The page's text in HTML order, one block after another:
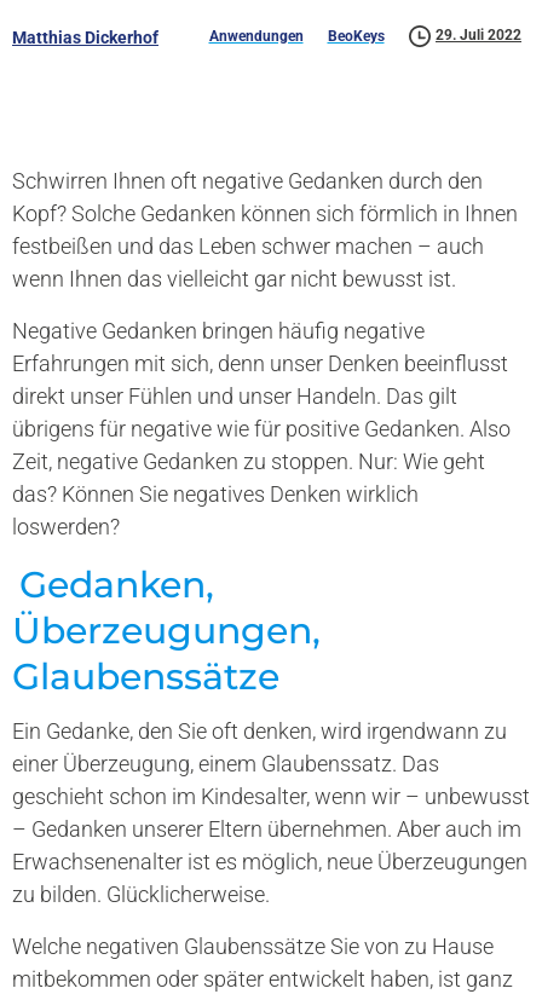
Matthias Dickerhof Anwendungen BeoKeys 29. Juli 2022
Schwirren Ihnen oft negative Gedanken durch den
Kopf? Solche Gedanken können sich förmlich in Ihnen
festbeißen und das Leben schwer machen – auch
wenn Ihnen das vielleicht gar nicht bewusst ist.
Negative Gedanken bringen häufig negative
Erfahrungen mit sich, denn unser Denken beeinflusst
direkt unser Fühlen und unser Handeln. Das gilt
übrigens für negative wie für positive Gedanken. Also
Zeit, negative Gedanken zu stoppen. Nur: Wie geht
das? Können Sie negatives Denken wirklich
loswerden?
Gedanken,
Überzeugungen,
Glaubenssätze
Ein Gedanke, den Sie oft denken, wird irgendwann zu
einer Überzeugung, einem Glaubenssatz. Das
geschieht schon im Kindesalter, wenn wir – unbewusst
– Gedanken unserer Eltern übernehmen. Aber auch im
Erwachsenenalter ist es möglich, neue Überzeugungen
zu bilden. Glücklicherweise.
Welche negativen Glaubenssätze Sie von zu Hause
mitbekommen oder später entwickelt haben, ist ganz